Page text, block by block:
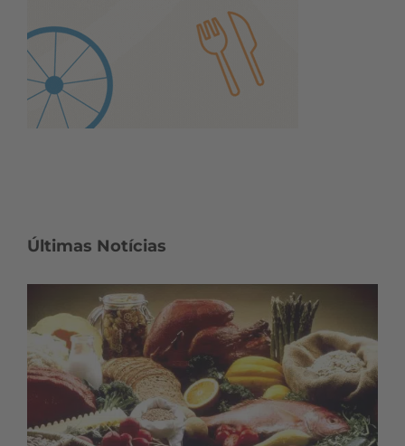
Últimas Notícias